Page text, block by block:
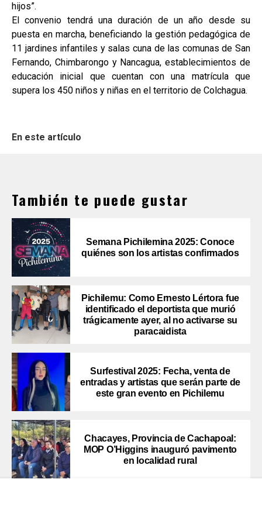
hijos”.
El convenio tendrá una duración de un año desde su
puesta en marcha, beneficiando la gestión pedagógica de
11 jardines infantiles y salas cuna de las comunas de San
Fernando, Chimbarongo y Nancagua, establecimientos de
educación inicial que cuentan con una matrícula que
supera los 450 niños y niñas en el territorio de Colchagua.
En este artículo
También te puede gustar
Semana Pichilemina 2025: Conoce
quiénes son los artistas confirmados
Pichilemu: Como Ernesto Lértora fue
identificado el deportista que murió
trágicamente ayer, al no activarse su
paracaidista
Surfestival 2025: Fecha, venta de
entradas y artistas que serán parte de
este gran evento en Pichilemu
Chacayes, Provincia de Cachapoal:
MOP O’Higgins inauguró pavimento
en localidad rural